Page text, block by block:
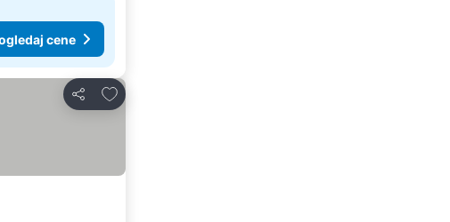
cene
Deli
Dodati u favorite